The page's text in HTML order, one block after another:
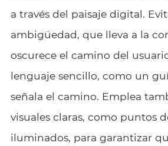
a través del paisaje digital.
ambigüedad, que lleva a la
oscurece el camino del
lenguaje sencillo, como un
señala el camino. Emplea
visuales claras, como puntos
iluminados, para garantizar